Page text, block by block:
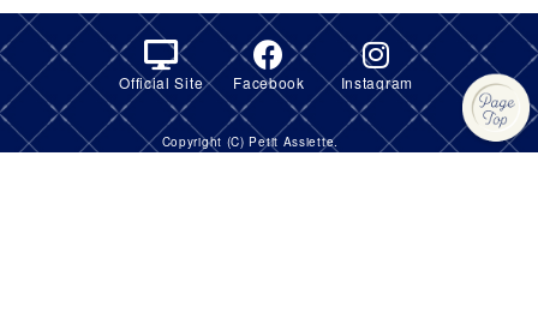
Official Site Facebook Instagram
Copyright (C) Petit Assiette.